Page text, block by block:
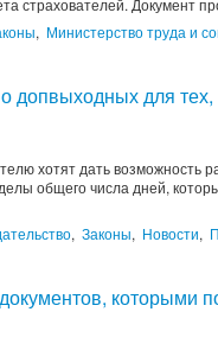
страхователей. Документ
, Министерство труда и
допвыходных для тех,
хотят дать возможность
общего числа дней,
, Законы, Новости,
которыми